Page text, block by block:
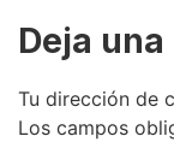
Deja
Tu dirección de
Los campos